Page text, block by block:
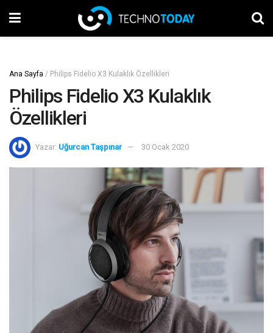
Ana Sayfa / Philips Fidelio X3 Kulaklık Özellikleri
Philips Fidelio X3 Kulaklık
Özellikleri
Yazar: Uğurcan Taşpınar 30 Ocak 2020